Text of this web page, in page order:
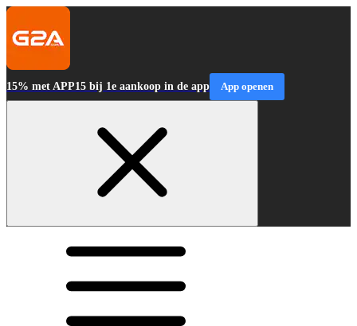
15% met APP15 bij 1e aankoop in de app App openen